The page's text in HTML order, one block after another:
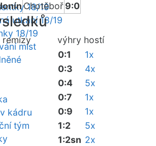
18/19
utkání 18/19
18/19
míst
kádru
tým
Chotěboř 9:0
remízy výhry hostí
0:1
1x
0:3
4x
0:4
5x
0:7
1x
0:9
1x
1:2
5x
1:2sn 2x